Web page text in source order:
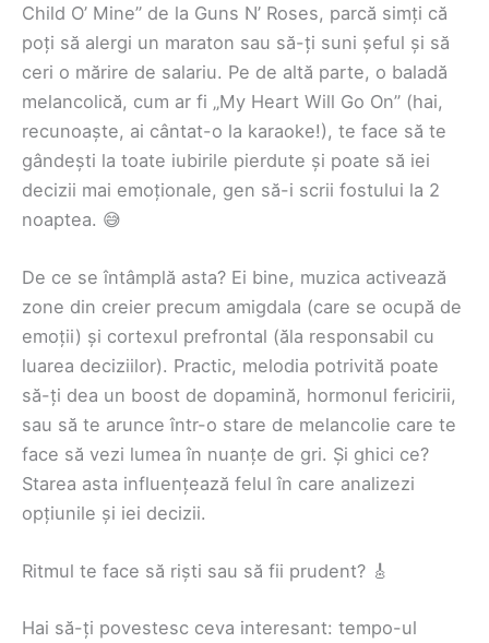
Child O’ Mine” de la Guns N’ Roses, parcă simți că
poți să alergi un maraton sau să-ți suni șeful și să
ceri o mărire de salariu. Pe de altă parte, o baladă
melancolică, cum ar fi „My Heart Will Go On” (hai,
recunoaște, ai cântat-o la karaoke!), te face să te
gândești la toate iubirile pierdute și poate să iei
decizii mai emoționale, gen să-i scrii fostului la 2
noaptea. 😅
De ce se întâmplă asta? Ei bine, muzica activează
zone din creier precum amigdala (care se ocupă de
emoții) și cortexul prefrontal (ăla responsabil cu
luarea deciziilor). Practic, melodia potrivită poate
să-ți dea un boost de dopamină, hormonul fericirii,
sau să te arunce într-o stare de melancolie care te
face să vezi lumea în nuanțe de gri. Și ghici ce?
Starea asta influențează felul în care analizezi
opțiunile și iei decizii.
Ritmul te face să riști sau să fii prudent? 🎸
Hai să-ți povestesc ceva interesant: tempo-ul